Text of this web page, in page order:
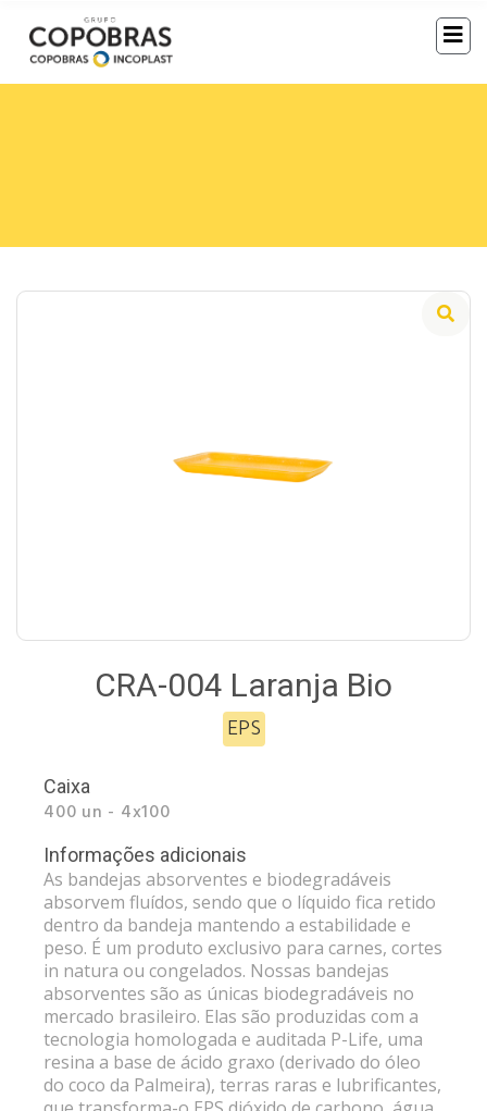
CRA-004 Laranja Bio
EPS
Caixa
400 un - 4x100
Informações adicionais
As bandejas absorventes e biodegradáveis
absorvem fluídos, sendo que o líquido fica retido
dentro da bandeja mantendo a estabilidade e
peso. É um produto exclusivo para carnes, cortes
in natura ou congelados. Nossas bandejas
absorventes são as únicas biodegradáveis no
mercado brasileiro. Elas são produzidas com a
tecnologia homologada e auditada P-Life, uma
resina a base de ácido graxo (derivado do óleo
do coco da Palmeira), terras raras e lubrificantes,